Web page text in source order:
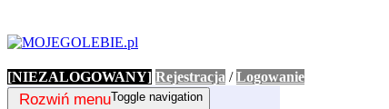
[NIEZALOGOWANY] Rejestracja /Logowanie
Toggle navigation
Rozwiń menu